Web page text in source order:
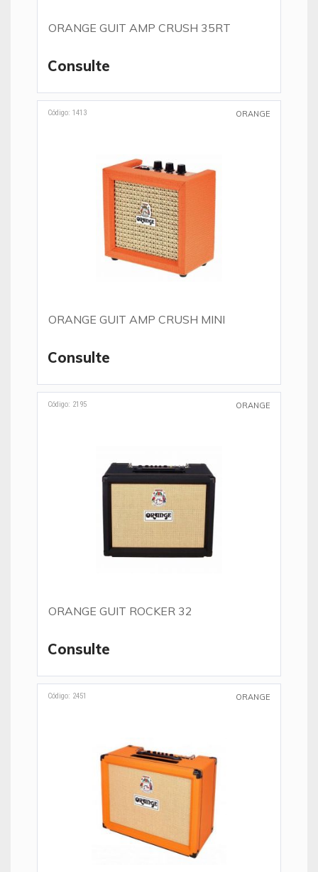
ORANGE GUIT AMP CRUSH 35RT
Consulte
Código: 1413 ORANGE
ORANGE GUIT AMP CRUSH MINI
Consulte
Código: 2195 ORANGE
ORANGE GUIT ROCKER 32
Consulte
Código: 2451 ORANGE